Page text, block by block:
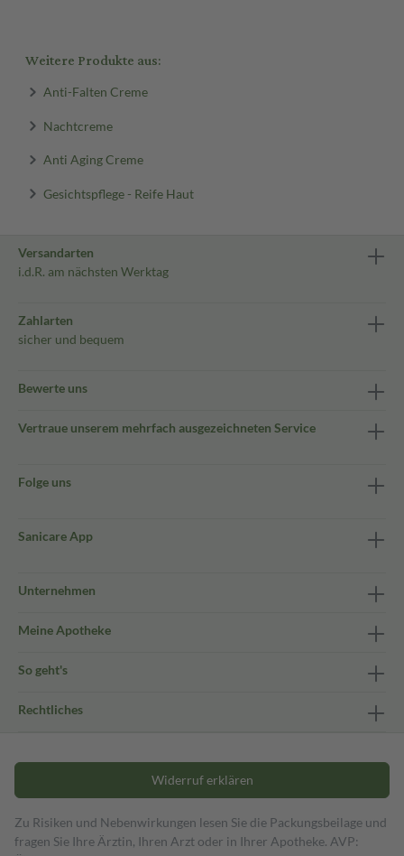
Weitere Produkte aus:
Anti-Falten Creme
Nachtcreme
Anti Aging Creme
Gesichtspflege - Reife Haut
Versandarten
i.d.R. am nächsten Werktag
Zahlarten
sicher und bequem
Bewerte uns
Vertraue unserem mehrfach ausgezeichneten Service
Folge uns
Sanicare App
Unternehmen
Meine Apotheke
So geht's
Rechtliches
Widerruf erklären
Zu Risiken und Nebenwirkungen lesen Sie die Packungsbeilage und
fragen Sie Ihre Ärztin, Ihren Arzt oder in Ihrer Apotheke. AVP: